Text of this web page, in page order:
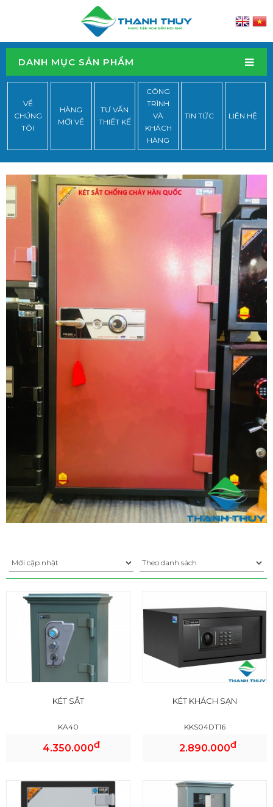
DANH MỤC SẢN PHẨM
VỀ
CHÚNG
TÔI
HÀNG
MỚI VỀ
TƯ VẤN
THIẾT KẾ
CÔNG
TRÌNH
VÀ
KHÁCH
HÀNG
TIN TỨC LIÊN HỆ
KÉT SẮT
KA40
4.350.000đ
KÉT KHÁCH SẠN
KKS04DT16
2.890.000đ